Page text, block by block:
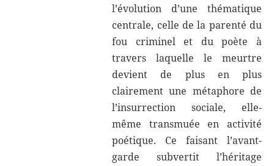
l’évolution d’une thématique
centrale, celle de la parenté du
fou criminel et du poète à
travers laquelle le meurtre
devient de plus en plus
clairement une métaphore de
l’insurrection sociale, elle-
même transmuée en activité
poétique. Ce faisant l’avant-
garde subvertit l’héritage